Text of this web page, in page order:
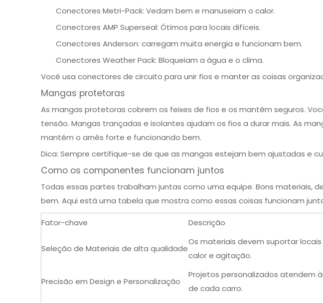
Conectores Metri-Pack: Vedam bem e manuseiam o calor.
Conectores AMP Superseal: Ótimos para locais difíceis.
Conectores Anderson: carregam muita energia e funcionam bem.
Conectores Weather Pack: Bloqueiam a água e o clima.
Você usa conectores de circuito para unir fios e manter as coisas
Mangas protetoras
As mangas protetoras cobrem os feixes de fios e os mantêm seguros.
tensão. Mangas trançadas e isolantes ajudam os fios a durar mais. As
mantém o arnês forte e funcionando bem.
Dica: Sempre certifique-se de que as mangas estejam bem ajustadas e
Como os componentes funcionam juntos
Todas essas partes trabalham juntas como uma equipe. Bons
bem. Aqui está uma tabela que mostra como essas coisas funcionam
Fator-chave Descrição
Seleção de Materiais de alta qualidade
Os materiais devem suportar
calor e agitação.
Precisão em Design e Personalização
Projetos personalizados atendem
de cada carro.